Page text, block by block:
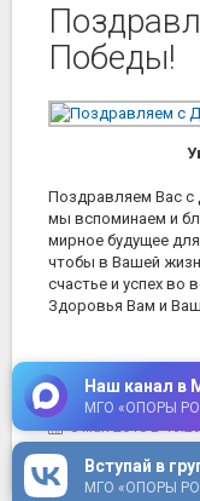
Победы!
Поздравляем Вас с
мы вспоминаем и
мирное будущее
чтобы в Вашей
счастье и успех во
Здоровья Вам и
8 мая 2018в 19:29
Вступай в
МГО «ОПОРЫ
Наш канал в
МГО «ОПОРЫ